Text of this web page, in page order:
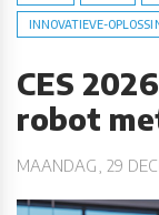
INNOVATIEVE-
CES
robot
MAANDAG, 29